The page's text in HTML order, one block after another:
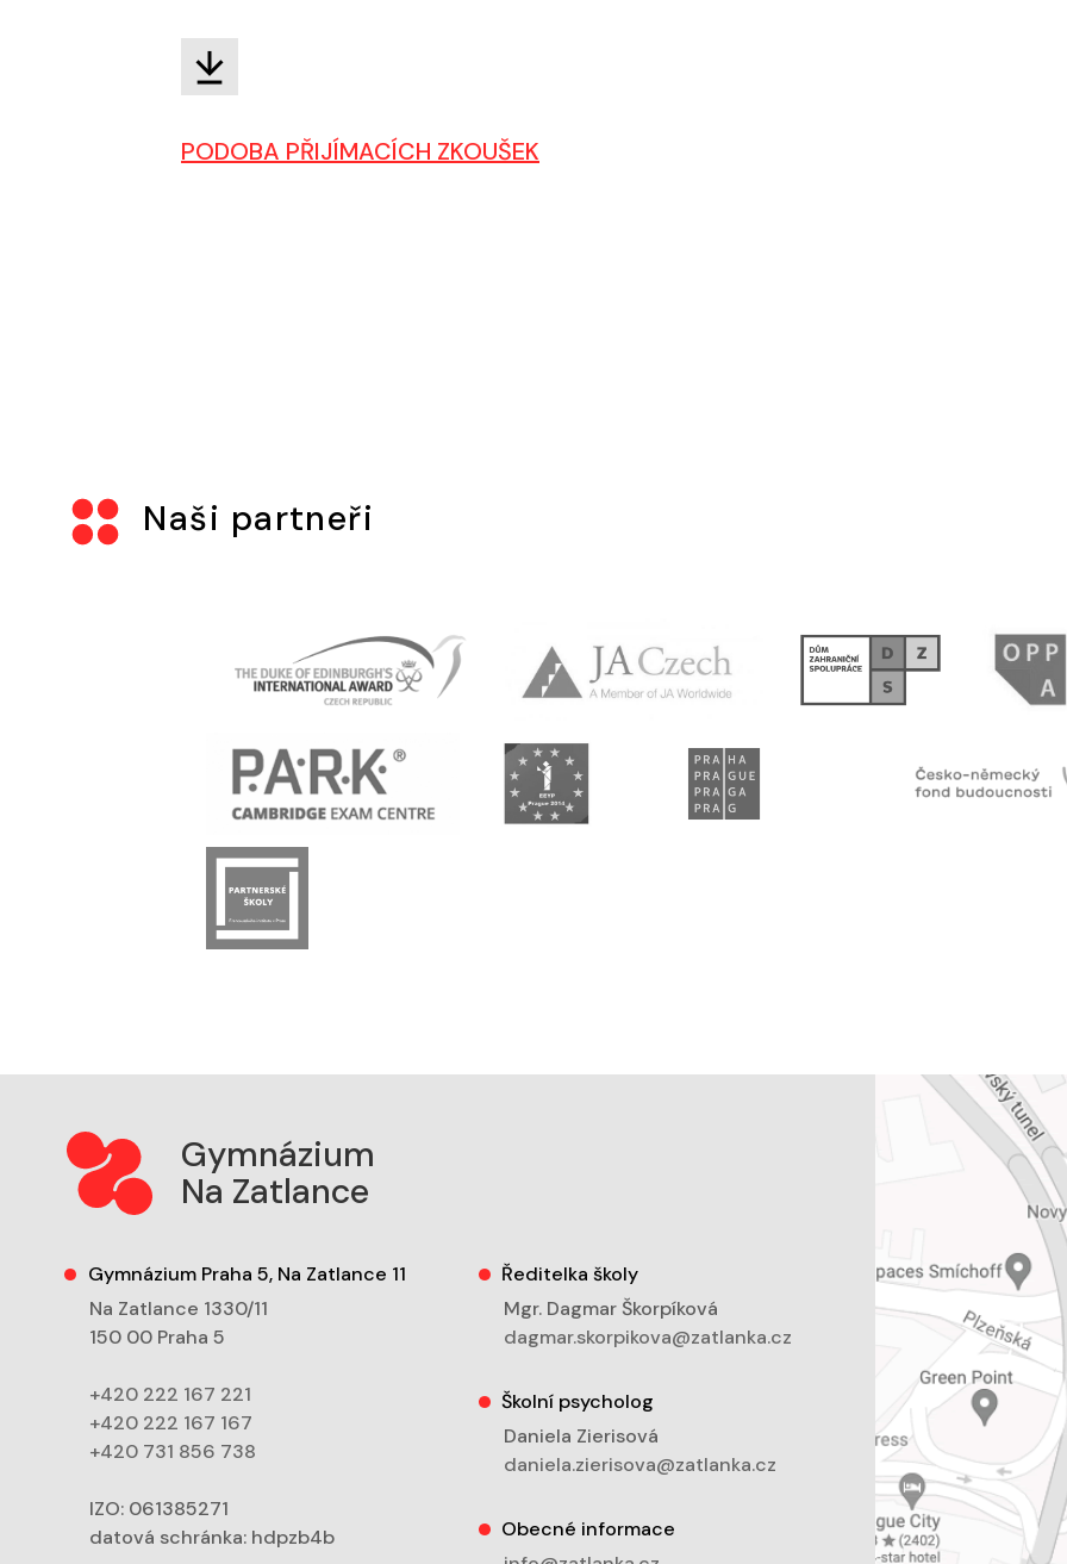
PODOBA PŘIJÍMACÍCH ZKOUŠEK
Naši partneři
Gymnázium
Na Zatlance
Gymnázium Praha 5, Na Zatlance 11
Na Zatlance 1330/11
150 00 Praha 5
+420 222 167 221
+420 222 167 167
+420 731 856 738
IZO: 061385271
datová schránka: hdpzb4b
Ředitelka školy
Mgr. Dagmar Škorpíková
dagmar.skorpikova@zatlanka.cz
Školní psycholog
Daniela Zierisová
daniela.zierisova@zatlanka.cz
Obecné informace